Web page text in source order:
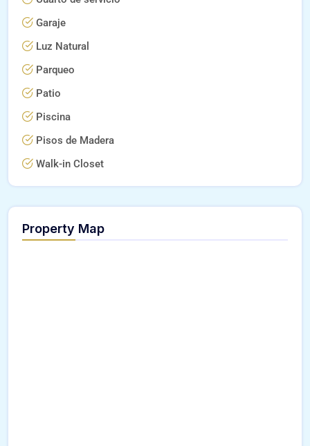
Garaje
Luz Natural
Parqueo
Patio
Piscina
Pisos de Madera
Walk-in Closet
Property Map